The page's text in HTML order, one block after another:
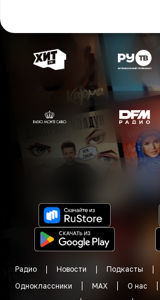
Радио Новости Подкасты
Одноклассники
MAX О нас